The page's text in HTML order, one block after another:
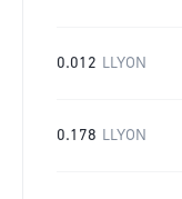
0.012 LLYON
0.178 LLYON